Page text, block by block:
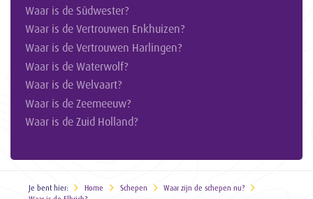
Waar is de Sûdwester?
Waar is de Vertrouwen Enkhuizen?
Waar is de Vertrouwen Harlingen?
Waar is de Waterwolf?
Waar is de Welvaart?
Waar is de Zeemeeuw?
Waar is de Zuid Holland?
Je bent hier: Home Schepen
Waar zijn de schepen nu?